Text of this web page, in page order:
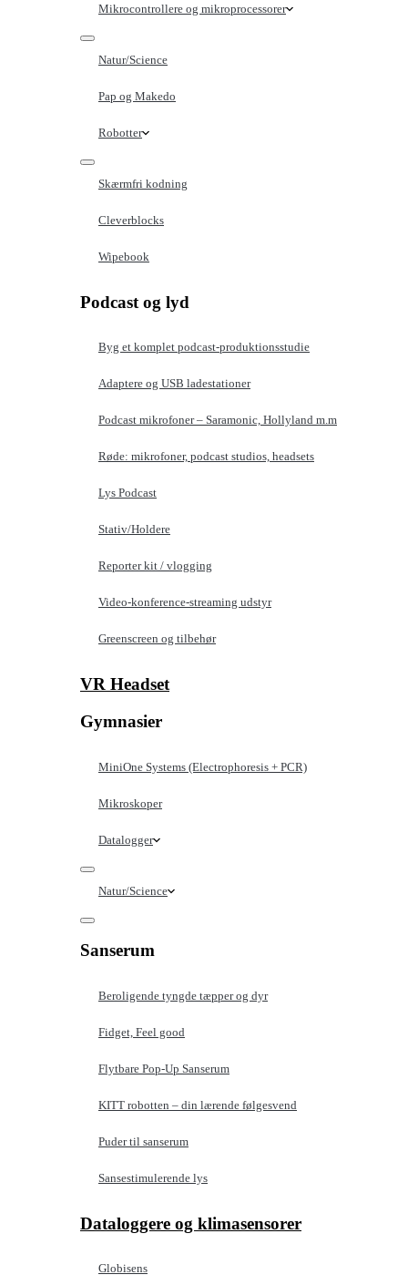
Mikrocontrollere og mikroprocessorer
Natur/Science
Pap og Makedo
Robotter
Skærmfri kodning
Cleverblocks
Wipebook
Podcast og lyd
Byg et komplet podcast-produktionsstudie
Adaptere og USB ladestationer
Podcast mikrofoner – Saramonic, Hollyland m.m
Røde: mikrofoner, podcast studios, headsets
Lys Podcast
Stativ/Holdere
Reporter kit / vlogging
Video-konference-streaming udstyr
Greenscreen og tilbehør
VR Headset
Gymnasier
MiniOne Systems (Electrophoresis + PCR)
Mikroskoper
Datalogger
Natur/Science
Sanserum
Beroligende tyngde tæpper og dyr
Fidget, Feel good
Flytbare Pop-Up Sanserum
KITT robotten – din lærende følgesvend
Puder til sanserum
Sansestimulerende lys
Dataloggere og klimasensorer
Globisens